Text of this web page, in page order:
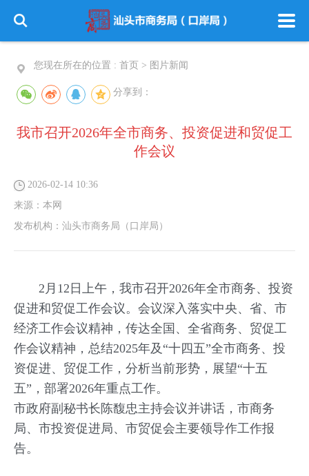
您现在所在的位置 : 首页 > 图片新闻
分享到：
我市召开2026年全市商务、投资促进和贸促工
作会议
2026-02-14 10:36
来源： 本网
发布机构： 汕头市商务局（口岸局）
2月12日上午，我市召开2026年全市商务、投资
促进和贸促工作会议。会议深入落实中央、省、市
经济工作会议精神，传达全国、全省商务、贸促工
作会议精神，总结2025年及“十四五”全市商务、投
资促进、贸促工作，分析当前形势，展望“十五
五”，部署2026年重点工作。
市政府副秘书长陈馥忠主持会议并讲话，市商务
局、市投资促进局、市贸促会主要领导作工作报
告。